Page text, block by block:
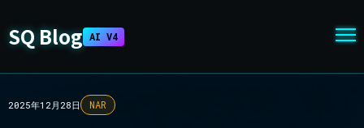
SQ Blog AI V4
2025年12月28日 NAR